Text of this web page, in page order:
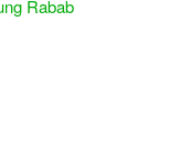
Rabab